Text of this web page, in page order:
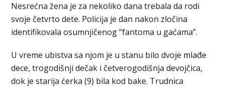
Nesrećna žena je za nekoliko dana trebala da rodi
svoje četvrto dete. Policija je dan nakon zločina
identifikovala osumnjičenog “fantoma u gaćama”.
U vreme ubistva sa njom je u stanu bilo dvoje mlađe
dece, trogodišnji dečak i četverogodišnja devojčica,
dok je starija ćerka (9) bila kod bake. Trudnica